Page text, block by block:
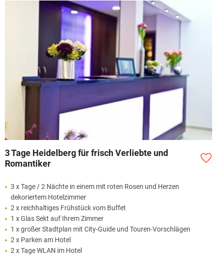
3 Tage Heidelberg für frisch Verliebte und
Romantiker
3 x Tage / 2 Nächte in einem mit roten Rosen und Herzen
dekoriertem Hotelzimmer
2 x reichhaltiges Frühstück vom Buffet
1 x Glas Sekt auf Ihrem Zimmer
1 x großer Stadtplan mit City-Guide und Touren-Vorschlägen
2 x Parken am Hotel
2 x Tage WLAN im Hotel